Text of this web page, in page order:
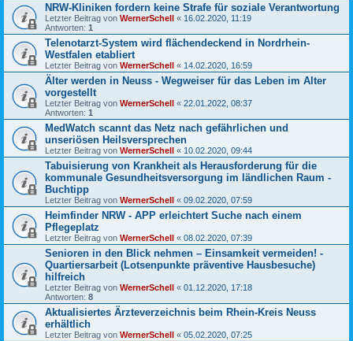
NRW-Kliniken fordern keine Strafe für soziale Verantwortung
Letzter Beitrag von WernerSchell « 16.02.2020, 11:19
Antworten: 1
Telenotarzt-System wird flächendeckend in Nordrhein-
Westfalen etabliert
Letzter Beitrag von WernerSchell « 14.02.2020, 16:59
Älter werden in Neuss - Wegweiser für das Leben im Alter
vorgestellt
Letzter Beitrag von WernerSchell « 22.01.2022, 08:37
Antworten: 1
MedWatch scannt das Netz nach gefährlichen und
unseriösen Heilsversprechen
Letzter Beitrag von WernerSchell « 10.02.2020, 09:44
Tabuisierung von Krankheit als Herausforderung für die
kommunale Gesundheitsversorgung im ländlichen Raum -
Buchtipp
Letzter Beitrag von WernerSchell « 09.02.2020, 07:59
Heimfinder NRW - APP erleichtert Suche nach einem
Pflegeplatz
Letzter Beitrag von WernerSchell « 08.02.2020, 07:39
Senioren in den Blick nehmen – Einsamkeit vermeiden! -
Quartiersarbeit (Lotsenpunkte präventive Hausbesuche)
hilfreich
Letzter Beitrag von WernerSchell « 01.12.2020, 17:18
Antworten: 8
Aktualisiertes Ärzteverzeichnis beim Rhein-Kreis Neuss
erhältlich
Letzter Beitrag von WernerSchell « 05.02.2020, 07:25